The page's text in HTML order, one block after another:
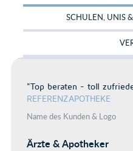
SCHULEN, UNIS
"Top beraten - toll
REFERENZAPOTHEKE
Name des Kunden & Logo
Ärzte & Apotheker